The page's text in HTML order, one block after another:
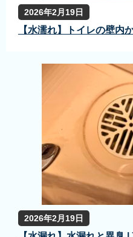
2026年2月19日
【水濡れ】トイレの壁内
2026年2月19日